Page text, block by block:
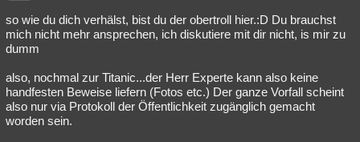
so wie du dich verhälst, bist du der obertroll hier.:D Du brauchst
mich nicht mehr ansprechen, ich diskutiere mit dir nicht, is mir zu
dumm
also, nochmal zur Titanic...der Herr Experte kann also keine
handfesten Beweise liefern (Fotos etc.) Der ganze Vorfall scheint
also nur via Protokoll der Öffentlichkeit zugänglich gemacht
worden sein.